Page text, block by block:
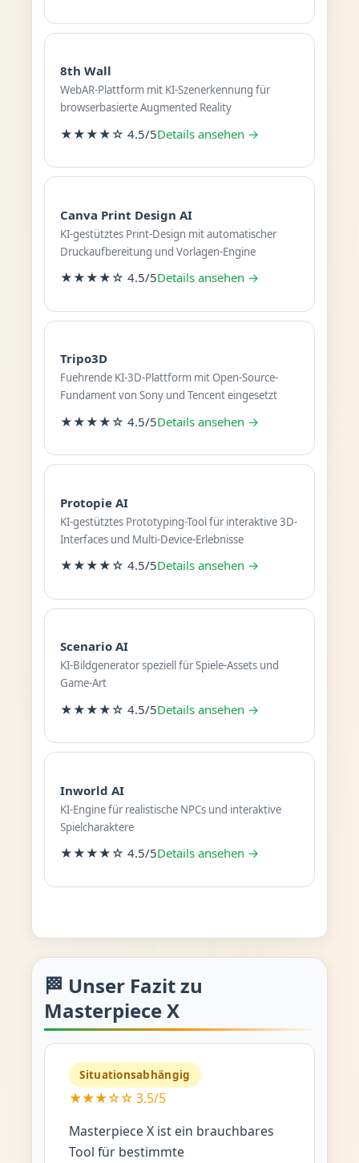
8th Wall
WebAR-Plattform mit KI-Szenerkennung für
browserbasierte Augmented Reality
★★★★☆ 4.5/5Details ansehen →
Canva Print Design AI
KI-gestütztes Print-Design mit automatischer
Druckaufbereitung und Vorlagen-Engine
★★★★☆ 4.5/5Details ansehen →
Tripo3D
Fuehrende KI-3D-Plattform mit Open-Source-
Fundament von Sony und Tencent eingesetzt
★★★★☆ 4.5/5Details ansehen →
Protopie AI
KI-gestütztes Prototyping-Tool für interaktive 3D-
Interfaces und Multi-Device-Erlebnisse
★★★★☆ 4.5/5Details ansehen →
Scenario AI
KI-Bildgenerator speziell für Spiele-Assets und
Game-Art
★★★★☆ 4.5/5Details ansehen →
Inworld AI
KI-Engine für realistische NPCs und interaktive
Spielcharaktere
★★★★☆ 4.5/5Details ansehen →
🏁 Unser Fazit zu
Masterpiece X
Situationsabhängig
★★★☆☆ 3.5/5
Masterpiece X ist ein brauchbares
Tool für bestimmte